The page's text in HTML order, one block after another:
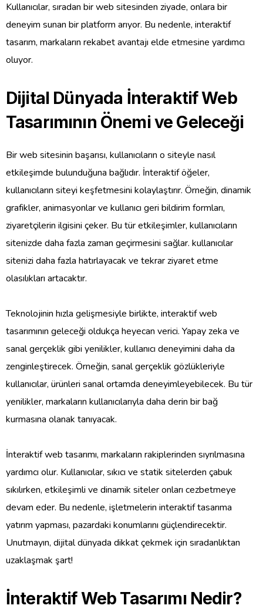
Kullanıcılar, sıradan bir web sitesinden ziyade, onlara bir
deneyim sunan bir platform arıyor. Bu nedenle, interaktif
tasarım, markaların rekabet avantajı elde etmesine yardımcı
oluyor.
Dijital Dünyada İnteraktif Web
Tasarımının Önemi ve Geleceği
Bir web sitesinin başarısı, kullanıcıların o siteyle nasıl
etkileşimde bulunduğuna bağlıdır. İnteraktif öğeler,
kullanıcıların siteyi keşfetmesini kolaylaştırır. Örneğin, dinamik
grafikler, animasyonlar ve kullanıcı geri bildirim formları,
ziyaretçilerin ilgisini çeker. Bu tür etkileşimler, kullanıcıların
sitenizde daha fazla zaman geçirmesini sağlar. kullanıcılar
sitenizi daha fazla hatırlayacak ve tekrar ziyaret etme
olasılıkları artacaktır.
Teknolojinin hızla gelişmesiyle birlikte, interaktif web
tasarımının geleceği oldukça heyecan verici. Yapay zeka ve
sanal gerçeklik gibi yenilikler, kullanıcı deneyimini daha da
zenginleştirecek. Örneğin, sanal gerçeklik gözlükleriyle
kullanıcılar, ürünleri sanal ortamda deneyimleyebilecek. Bu tür
yenilikler, markaların kullanıcılarıyla daha derin bir bağ
kurmasına olanak tanıyacak.
İnteraktif web tasarımı, markaların rakiplerinden sıyrılmasına
yardımcı olur. Kullanıcılar, sıkıcı ve statik sitelerden çabuk
sıkılırken, etkileşimli ve dinamik siteler onları cezbetmeye
devam eder. Bu nedenle, işletmelerin interaktif tasarıma
yatırım yapması, pazardaki konumlarını güçlendirecektir.
Unutmayın, dijital dünyada dikkat çekmek için sıradanlıktan
uzaklaşmak şart!
İnteraktif Web Tasarımı Nedir?